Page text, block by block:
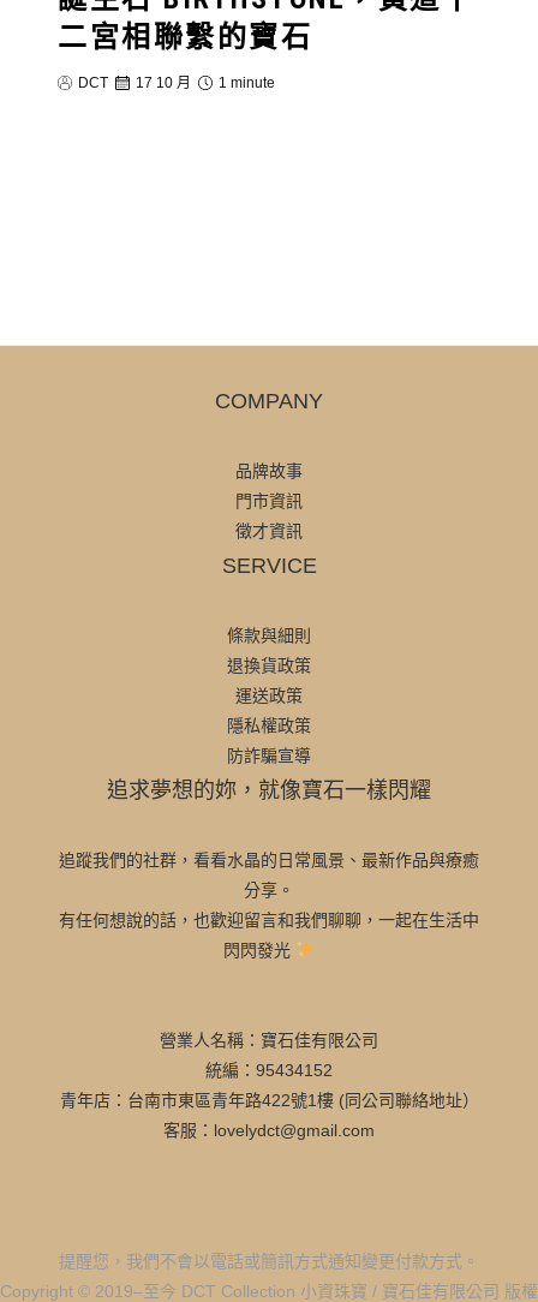
二宮相聯繫的寶石
DCT 17 10 月 1 minute
COMPANY
品牌故事
門市資訊
徵才資訊
SERVICE
條款與細則
退換貨政策
運送政策
隱私權政策
防詐騙宣導
追求夢想的妳，就像寶石一樣閃耀
追蹤我們的社群，看看水晶的日常風景、最新作品與療癒
分享。
有任何想說的話，也歡迎留言和我們聊聊，一起在生活中
閃閃發光
營業人名稱：寶石佳有限公司
統編：95434152
青年店：台南市東區青年路422號1樓 (同公司聯絡地址）
客服：lovelydct@gmail.com
提醒您，我們不會以電話或簡訊方式通知變更付款方式。
Copyright © 2019–至今 DCT Collection 小資珠寶 / 寶石佳有限公司 版權